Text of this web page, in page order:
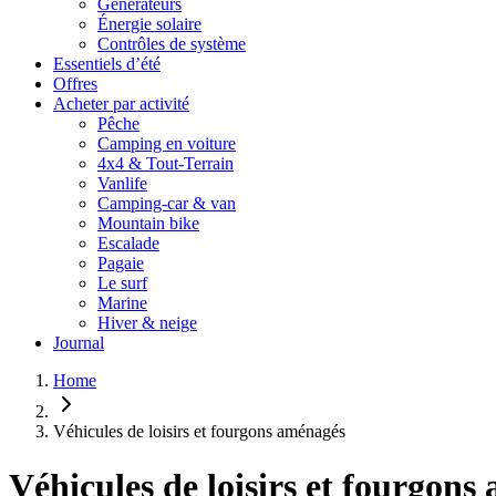
Générateurs
Énergie solaire
Contrôles de système
Essentiels d’été
Offres
Acheter par activité
Pêche
Camping en voiture
4x4 & Tout-Terrain
Vanlife
Camping-car & van
Mountain bike
Escalade
Pagaie
Le surf
Marine
Hiver & neige
Journal
Home
Véhicules de loisirs et fourgons aménagés
Véhicules de loisirs et fourgons